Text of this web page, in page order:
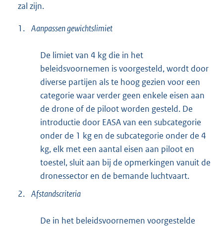
zal zijn.
1. Aanpassen gewichtslimiet
De limiet van 4 kg die in het
beleidsvoornemen is voorgesteld, wordt door
diverse partijen als te hoog gezien voor een
categorie waar verder geen enkele eisen aan
de drone of de piloot worden gesteld. De
introductie door EASA van een subcategorie
onder de 1 kg en de subcategorie onder de 4
kg, elk met een aantal eisen aan piloot en
toestel, sluit aan bij de opmerkingen vanuit de
dronessector en de bemande luchtvaart.
2. Afstandscriteria
De in het beleidsvoornemen voorgestelde